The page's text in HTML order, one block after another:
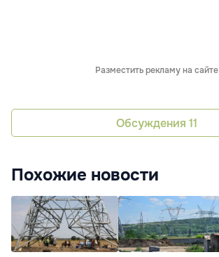
Разместить рекламу на сайте
Обсуждения 11
Похожие новости